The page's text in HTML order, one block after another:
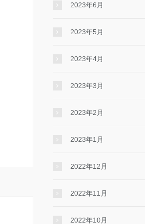
2023年6月
2023年5月
2023年4月
2023年3月
2023年2月
2023年1月
2022年12月
2022年11月
2022年10月